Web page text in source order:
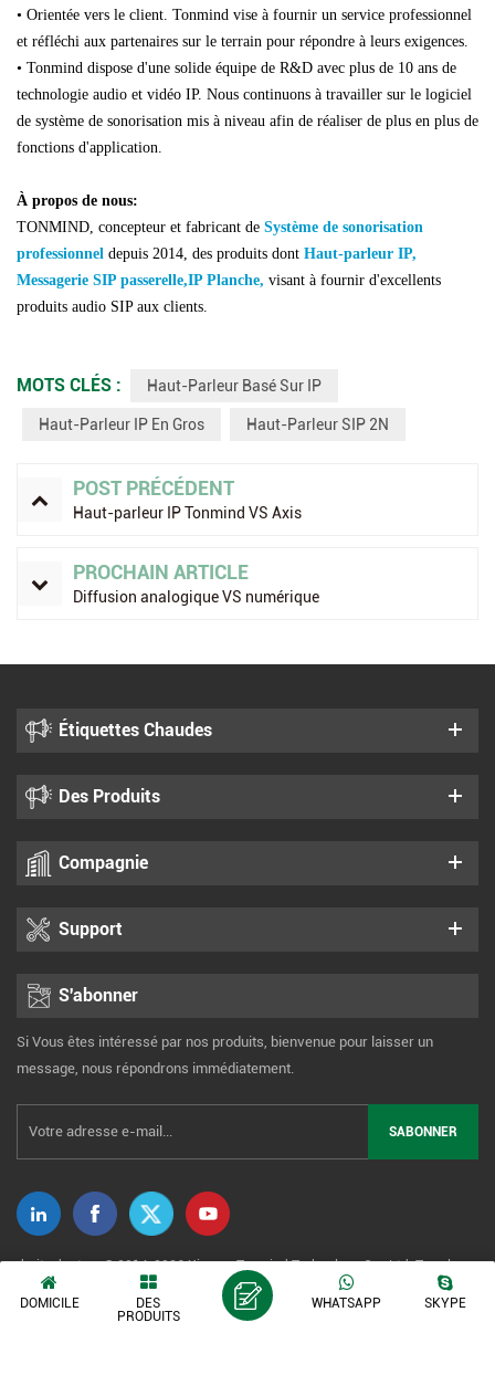
• Orientée vers le client. Tonmind vise à fournir un service professionnel
et réfléchi aux partenaires sur le terrain pour répondre à leurs exigences.
• Tonmind dispose d'une solide équipe de R&D avec plus de 10 ans de
technologie audio et vidéo IP. Nous continuons à travailler sur le logiciel
de système de sonorisation mis à niveau afin de réaliser de plus en plus de
fonctions d'application.
À propos de nous:
TONMIND, concepteur et fabricant de Système de sonorisation
professionnel depuis 2014, des produits dont Haut-parleur IP,
Messagerie SIP passerelle,IP Planche, visant à fournir d'excellents
produits audio SIP aux clients.
MOTS CLÉS : Haut-Parleur Basé Sur IP
Haut-Parleur IP En Gros Haut-Parleur SIP 2N
POST PRÉCÉDENT
Haut-parleur IP Tonmind VS Axis
PROCHAIN ARTICLE
Diffusion analogique VS numérique
Étiquettes Chaudes
Des Produits
Compagnie
Support
S'abonner
Si Vous êtes intéressé par nos produits, bienvenue pour laisser un
message, nous répondrons immédiatement.
droits dauteur © 2014-2026 Xiamen Tonmind Technology Co., Ltd. Tous les
droits sont réservés. | Plancher XML |
politique de confidentialité
Réseau IPv6 pris en charge
DOMICILE
DES
PRODUITS
SKYPE
WHATSAPP